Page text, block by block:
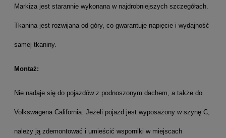
Markiza jest starannie wykonana w najdrobniejszych szczegółach.
Tkanina jest rozwijana od góry, co gwarantuje napięcie i wydajność
samej tkaniny.
Montaż:
Nie nadaje się do pojazdów z podnoszonym dachem, a także do
Volkswagena California. Jeżeli pojazd jest wyposażony w szynę C,
należy ją zdemontować i umieścić wsporniki w miejscach